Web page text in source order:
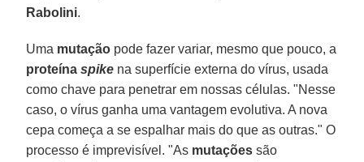
Rabolini.
Uma mutação pode fazer variar, mesmo que pouco, a
proteínaspike na superfície externa do vírus, usada
como chave para penetrar em nossas células. "Nesse
caso, o vírus ganha uma vantagem evolutiva. A nova
cepa começa a se espalhar mais do que as outras." O
processo é imprevisível. "As mutações são